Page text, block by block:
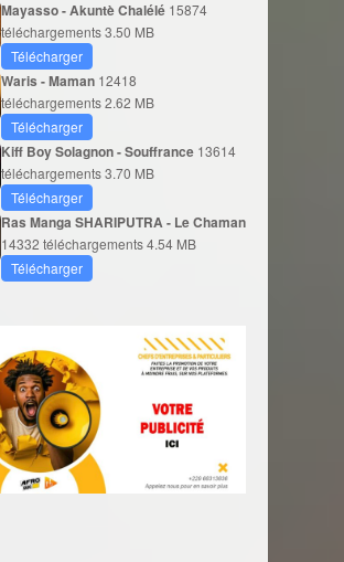
Mayasso - Akuntè Chalélé 15874
téléchargements3.50 MB
Télécharger
Waris - Maman 12418
téléchargements2.62 MB
Télécharger
Kiff Boy Solagnon - Souffrance 13614
téléchargements3.70 MB
Télécharger
Ras Manga SHARIPUTRA - Le Chaman
14332 téléchargements4.54 MB
Télécharger